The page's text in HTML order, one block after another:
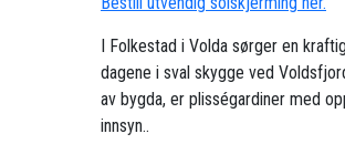
I Folkestad i Volda sørger en
dagene i sval skygge ved
av bygda, er plisségardiner med
innsyn..